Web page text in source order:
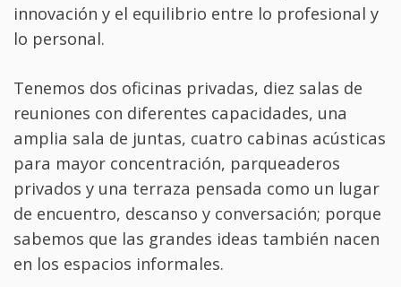
innovación y el equilibrio entre lo profesional y
lo personal.
Tenemos dos oficinas privadas, diez salas de
reuniones con diferentes capacidades, una
amplia sala de juntas, cuatro cabinas acústicas
para mayor concentración, parqueaderos
privados y una terraza pensada como un lugar
de encuentro, descanso y conversación; porque
sabemos que las grandes ideas también nacen
en los espacios informales.